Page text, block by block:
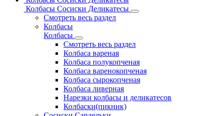
Колбасы Сосиски Деликатесы
Смотреть весь раздел
Колбасы
Колбасы
Смотреть весь раздел
Колбаса вареная
Колбаса полукопченая
Колбаса варенокопченая
Колбаса сырокопченая
Колбаса ливерная
Нарезки колбасы и деликатесов
Колбаски(пикник)